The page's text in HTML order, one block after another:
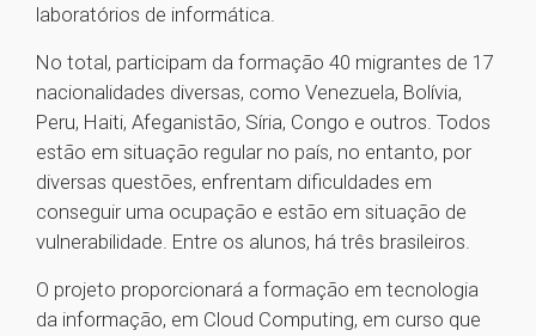
laboratórios de informática.
No total, participam da formação 40 migrantes de 17
nacionalidades diversas, como Venezuela, Bolívia,
Peru, Haiti, Afeganistão, Síria, Congo e outros. Todos
estão em situação regular no país, no entanto, por
diversas questões, enfrentam dificuldades em
conseguir uma ocupação e estão em situação de
vulnerabilidade. Entre os alunos, há três brasileiros.
O projeto proporcionará a formação em tecnologia
da informação, em Cloud Computing, em curso que